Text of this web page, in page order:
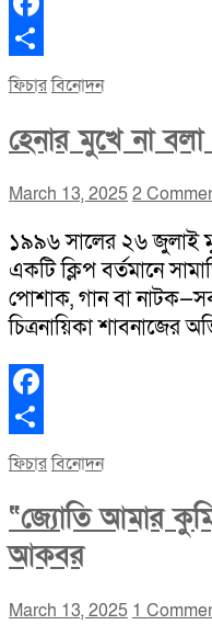
Facebook
Share
ফিচারবিনোদন
হেনার মুখে না
March 13, 20252
১৯৯৬ সালের ২৬ জুলাই
একটি ক্লিপ বর্তমানে
পোশাক, গান বা
চিত্রনায়িকা শাবনাজের
Facebook
Share
ফিচারবিনোদন
“জ্যোতি আমার
আকবর
March 13, 2025 1